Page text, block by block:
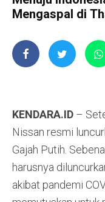
Mengaspal di
KENDARA.ID –
Nissan resmi
Gajah Putih.
harusnya
akibat pandemi